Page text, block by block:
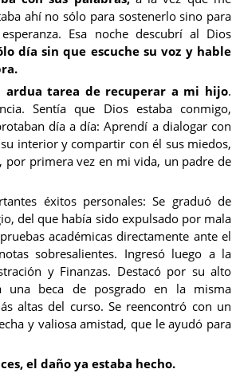
ahí no sólo para sostenerlo sino para
Esa noche descubrí al Dios
día sin que escuche su voz y hable
ardua tarea de recuperar a mi hijo.
Sentía que Dios estaba conmigo,
día a día: Aprendí a dialogar con
interior y compartir con él sus miedos,
por primera vez en mi vida, un padre de
éxitos personales: Se graduó de
del que había sido expulsado por mala
académicas directamente ante el
sobresalientes. Ingresó luego a la
y Finanzas. Destacó por su alto
una beca de posgrado en la misma
altas del curso. Se reencontró con un
y valiosa amistad, que le ayudó para
el daño ya estaba hecho.